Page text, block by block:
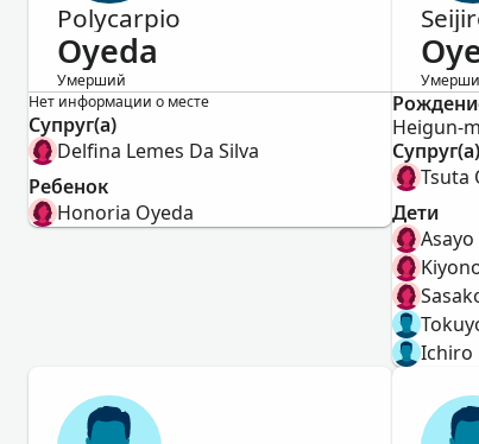
Polycarpio
Oyeda
Умерший
Мужской
Нет информации о месте
Супруг(а)
Delfina Lemes Da Silva
Ребенок
Honoria Oyeda
Супруг(а)
Tsuta
Дети
Ichiro